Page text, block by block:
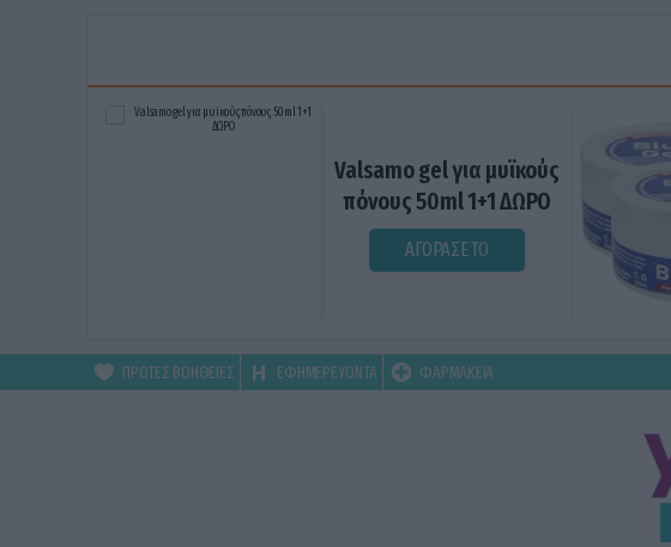
Valsamo gel για μυϊκούς
πόνους 50ml 1+1 ΔΩΡΟ
ΑΓΟΡΑΣΕ ΤΟ
ΠΡΩΤΕΣ ΒΟΗΘΕΙΕΣ ΕΦΗΜΕΡΕΥΟΝΤΑ ΦΑΡΜΑΚΕΙΑ